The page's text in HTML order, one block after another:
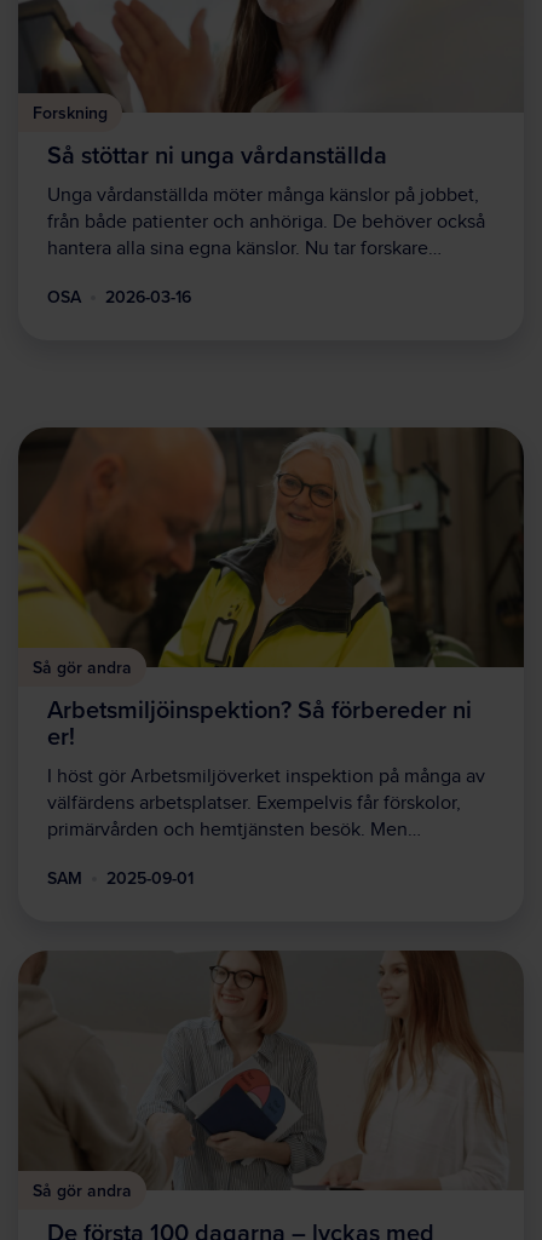
Forskning
Så stöttar ni unga vårdanställda
Unga vårdanställda möter många känslor på jobbet,
från både patienter och anhöriga. De behöver också
hantera alla sina egna känslor. Nu tar forskare…
OSA 2026-03-16
Så gör andra
Arbetsmiljöinspektion? Så förbereder ni
er!
I höst gör Arbetsmiljöverket inspektion på många av
välfärdens arbetsplatser. Exempelvis får förskolor,
primärvården och hemtjänsten besök. Men…
SAM 2025-09-01
Så gör andra
De första 100 dagarna – lyckas med